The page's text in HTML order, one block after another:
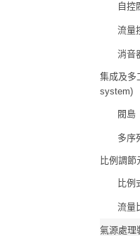
自控
流量
消音
集成及多
system)
閥島
多序
比例調節
比例
流量
氣源處理